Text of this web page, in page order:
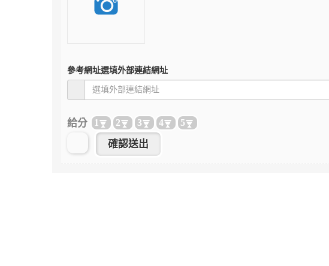
參考網址選填外部連結網址
給分 1 2 3 4 5